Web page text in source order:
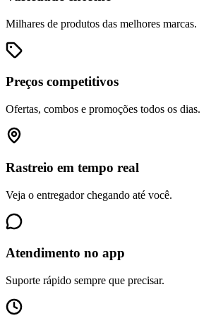
Milhares de produtos das melhores marcas.
Preços competitivos
Ofertas, combos e promoções todos os dias.
Rastreio em tempo real
Veja o entregador chegando até você.
Atendimento no app
Suporte rápido sempre que precisar.